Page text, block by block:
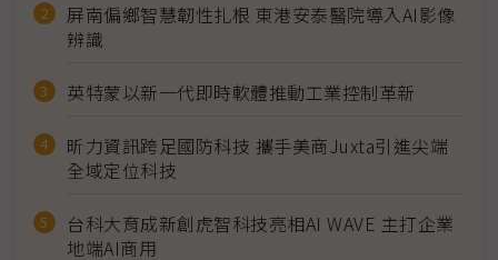
屏南偏鄉智慧韌性扎根 東港安泰醫院導入AI影像
辨識
英特蒙以新一代即時軟體推動工業控制革新
昕力資訊跨足國防科技 攜手美商Juxta引進尖端
全域定位科技
台科大育成新創虎智科技亮相AI WAVE 主打企業
地端AI商用